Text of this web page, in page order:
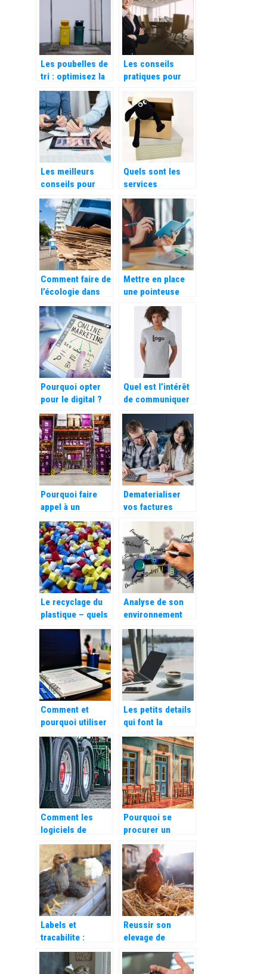
Les poubelles de
tri : optimisez la
gestion des
dechets dans
votre entreprise,
restaurant ou
cantine
Les conseils
pratiques pour
efficacement la
performance d’un
cabinet de
management de
transition
Les meilleurs
conseils pour
réussir sa
croissance
d’entreprise
Quels sont les
services
proposés par les
déménageurs
professionnels ?
Comment faire de
l’écologie dans
une entreprise ?
Mettre en place
une pointeuse
dans votre
entreprise pour le
calcul
automatique des
heures de travail
Pourquoi opter
pour le digital ?
Quel est l’intérêt
de communiquer
par le biais d’un t-
shirt publicitaire
?
Pourquoi faire
appel à un
spécialiste du
matériel de
manutention et de
levage ?
Dematerialiser
vos factures
grace au facturier
Excel automatique
Le recyclage du
plastique – quels
types de
plastiques
distingue-t-on ?
Analyse de son
environnement
concurrentiel,
que signifie
exactement les
cinq forces de
Porter ?
Comment et
pourquoi utiliser
un logiciel de
gestion de
conges ?
Les petits details
qui font la
difference du E-
Commerce
Comment les
logiciels de
transport et de
logistique
peuvent
rationaliser votre
activite ?
Pourquoi se
procurer un
logiciel de
reservation pour
votre restaurant ?
Labels et
tracabilite :
comment bien
choisir sa volaille
Reussir son
elevage de
poulets de chair :
les bases